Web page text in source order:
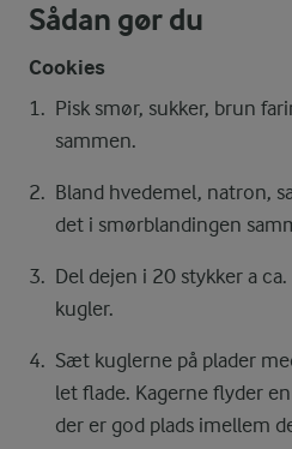
Sådan gør du
Cookies
Pisk smør, sukker, brun
sammen.
Bland hvedemel, natron,
det i smørblandingen
Del dejen i 20 stykker a
kugler.
Sæt kuglerne på plader
let flade. Kagerne flyder
der er god plads imellem